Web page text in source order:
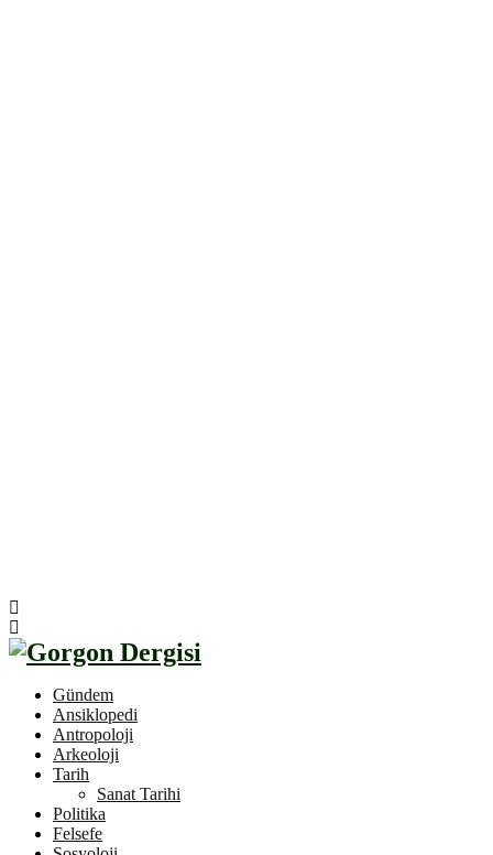
Gündem
Ansiklopedi
Antropoloji
Arkeoloji
Tarih
Sanat Tarihi
Politika
Felsefe